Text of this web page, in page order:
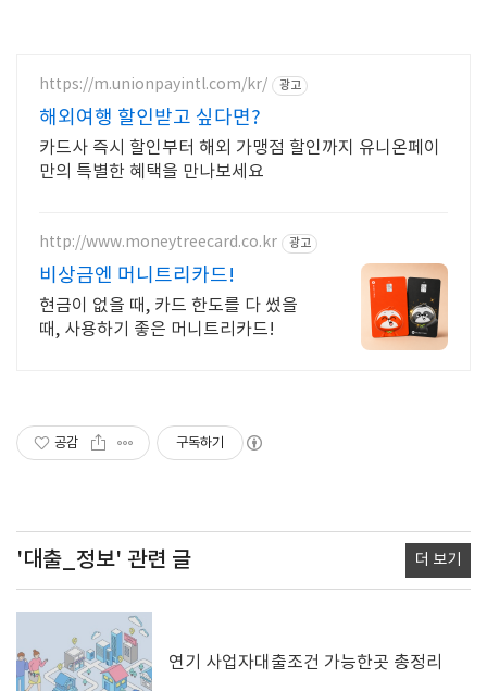
https://m.unionpayintl.com/kr/ 광고
해외여행 할인받고 싶다면?
카드사 즉시 할인부터 해외 가맹점 할인까지 유니온페이
만의 특별한 혜택을 만나보세요
http://www.moneytreecard.co.kr 광고
비상금엔 머니트리카드!
현금이 없을 때, 카드 한도를 다 썼을
때, 사용하기 좋은 머니트리카드!
공감 구독하기
'대출_정보' 관련 글 더 보기
연기 사업자대출조건 가능한곳 총정리